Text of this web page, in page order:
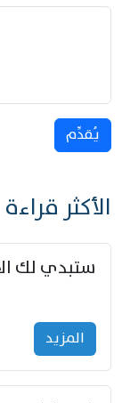
يُقدِّم
الأكثر قراءة
المزید